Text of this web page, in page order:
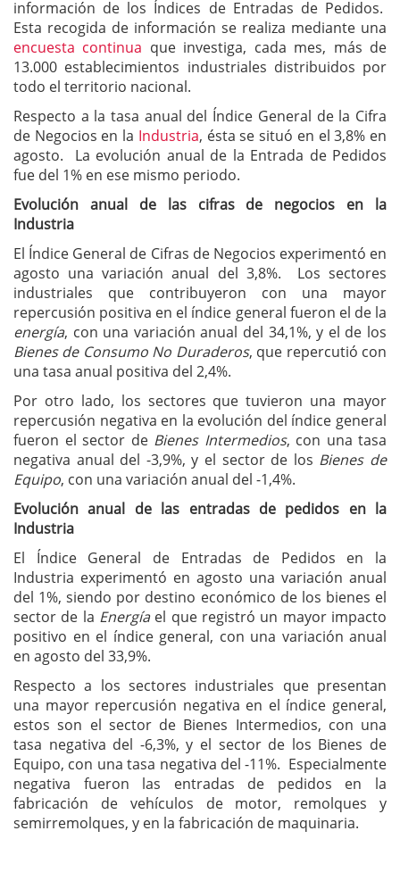
información de los Índices de Entradas de Pedidos.
Esta recogida de información se realiza mediante una
encuesta continua que investiga, cada mes, más de
13.000 establecimientos industriales distribuidos por
todo el territorio nacional.
Respecto a la tasa anual del Índice General de la Cifra
de Negocios en la Industria, ésta se situó en el 3,8% en
agosto. La evolución anual de la Entrada de Pedidos
fue del 1% en ese mismo periodo.
Evolución anual de las cifras de negocios en la
Industria
El Índice General de Cifras de Negocios experimentó en
agosto una variación anual del 3,8%. Los sectores
industriales que contribuyeron con una mayor
repercusión positiva en el índice general fueron el de la
energía, con una variación anual del 34,1%, y el de los
Bienes de Consumo No Duraderos, que repercutió con
una tasa anual positiva del 2,4%.
Por otro lado, los sectores que tuvieron una mayor
repercusión negativa en la evolución del índice general
fueron el sector de Bienes Intermedios, con una tasa
negativa anual del -3,9%, y el sector de los Bienes de
Equipo, con una variación anual del -1,4%.
Evolución anual de las entradas de pedidos en la
Industria
El Índice General de Entradas de Pedidos en la
Industria experimentó en agosto una variación anual
del 1%, siendo por destino económico de los bienes el
sector de la Energíael que registró un mayor impacto
positivo en el índice general, con una variación anual
en agosto del 33,9%.
Respecto a los sectores industriales que presentan
una mayor repercusión negativa en el índice general,
estos son el sector de Bienes Intermedios, con una
tasa negativa del -6,3%, y el sector de los Bienes de
Equipo, con una tasa negativa del -11%. Especialmente
negativa fueron las entradas de pedidos en la
fabricación de vehículos de motor, remolques y
semirremolques, y en la fabricación de maquinaria.